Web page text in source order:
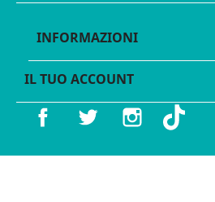
INFORMAZIONI
IL TUO ACCOUNT
Facebook Twitter Instagram